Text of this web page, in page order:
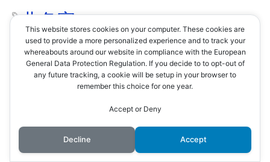
北条家
北条早雲 (1)
北条氏康(8)
北条氏政(4)
北条氏照
This website stores cookies on your computer. These cookies are
used to provide a more personalized experience and to track your
whereabouts around our website in compliance with the European
General Data Protection Regulation. If you decide to to opt-out of
any future tracking, a cookie will be setup in your browser to
remember this choice for one year.
Accept or Deny
Decline Accept